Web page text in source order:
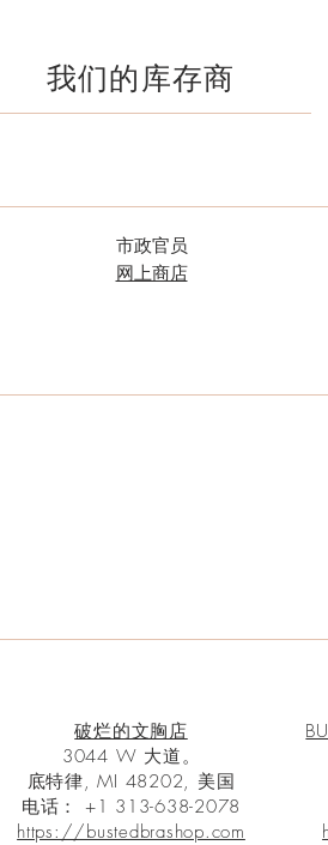
我们的库存商
市政官员
网上商店
破烂的文胸店
3044 W 大道。
底特律, MI 48202, 美国
电话： +1 313-638-2078
https://bustedbrashop.com